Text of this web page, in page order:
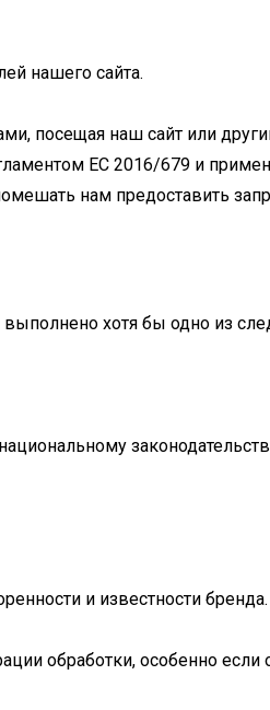
нашего сайта.
посещая наш сайт или
ЕС 2016/679 и
нам предоставить
хотя бы одно из
и известности бренда.
обработки, особенно если